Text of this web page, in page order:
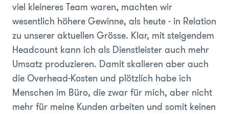
viel kleineres Team waren, machten wir
wesentlich höhere Gewinne, als heute - in Relation
zu unserer aktuellen Grösse. Klar, mit steigendem
Headcount kann ich als Dienstleister auch mehr
Umsatz produzieren. Damit skalieren aber auch
die Overhead-Kosten und plötzlich habe ich
Menschen im Büro, die zwar für mich, aber nicht
mehr für meine Kunden arbeiten und somit keinen